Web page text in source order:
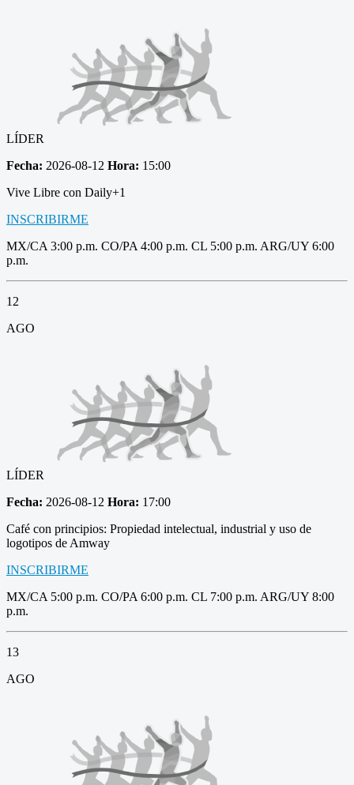
LÍDER
Fecha: 2026-08-12 Hora: 15:00
Vive Libre con Daily+1
INSCRIBIRME
MX/CA 3:00 p.m. CO/PA 4:00 p.m. CL 5:00 p.m. ARG/UY 6:00
p.m.
12
AGO
LÍDER
Fecha: 2026-08-12 Hora: 17:00
Café con principios: Propiedad intelectual, industrial y uso de
logotipos de Amway
INSCRIBIRME
MX/CA 5:00 p.m. CO/PA 6:00 p.m. CL 7:00 p.m. ARG/UY 8:00
p.m.
13
AGO